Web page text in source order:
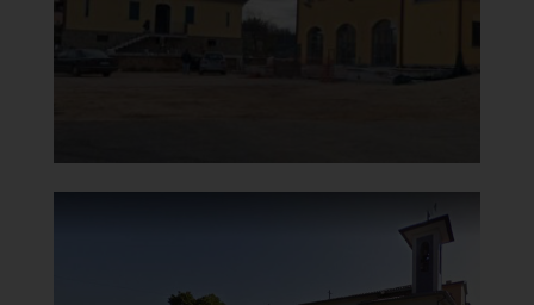
Chiesa di Santa Maria del